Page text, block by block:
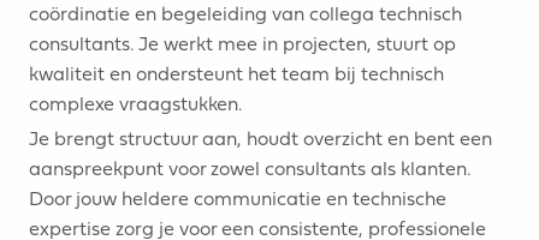
coördinatie en begeleiding van collega technisch
consultants. Je werkt mee in projecten, stuurt op
kwaliteit en ondersteunt het team bij technisch
complexe vraagstukken.
Je brengt structuur aan, houdt overzicht en bent een
aanspreekpunt voor zowel consultants als klanten.
Door jouw heldere communicatie en technische
expertise zorg je voor een consistente, professionele